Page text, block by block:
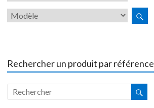
Rechercher un produit par référence